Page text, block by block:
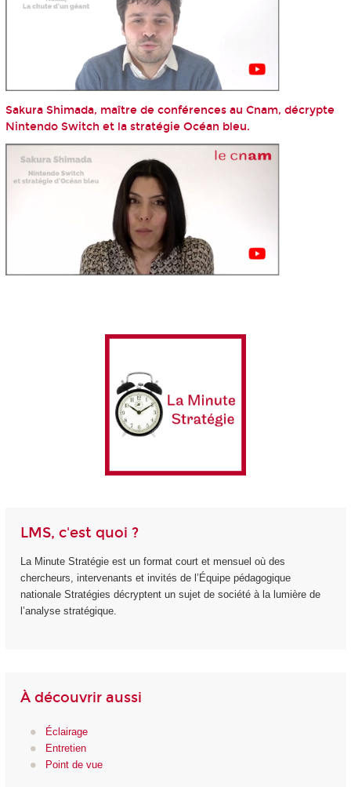
Sakura Shimada, maître de conférences au Cnam, décrypte
Nintendo Switch et la stratégie Océan bleu.
LMS, c'est quoi ?
La Minute Stratégie est un format court et mensuel où des
chercheurs, intervenants et invités de l’Équipe pédagogique
nationale Stratégies décryptent un sujet de société à la lumière de
l’analyse stratégique.
À découvrir aussi
Éclairage
Entretien
Point de vue